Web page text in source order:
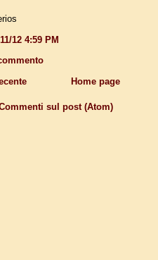
12 4:59 PM
Home page
sul post (Atom)